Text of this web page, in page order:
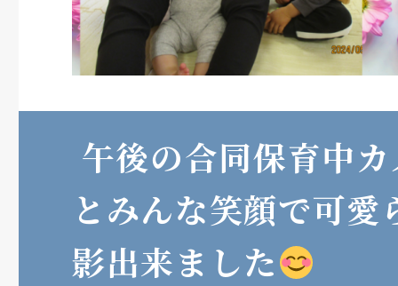
午後の合同保育中
とみんな笑顔で可愛
影出来ました